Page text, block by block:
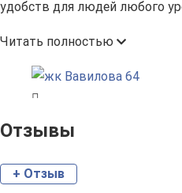
удобств для людей любого
Читать полностью
Отзывы
+ Отзыв